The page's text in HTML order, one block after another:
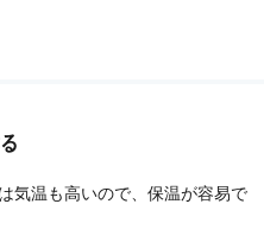
気温も高いので、保温が容易で